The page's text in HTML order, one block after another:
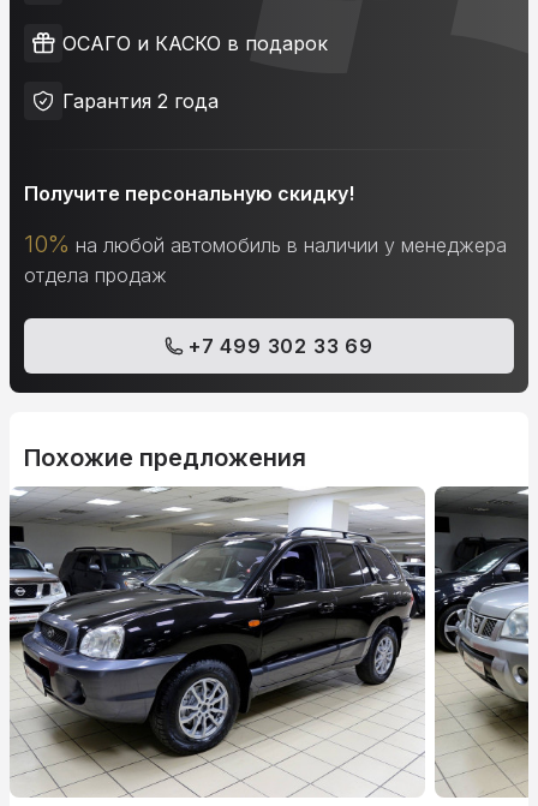
ОСАГО и КАСКО в подарок
Гарантия 2 года
Получите персональную скидку!
10% на любой автомобиль в наличии у менеджера
отдела продаж
+7 499 302 33 69
Похожие предложения